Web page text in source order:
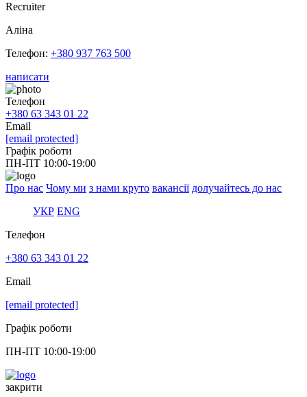
Recruiter
Аліна
Телефон: +380 937 763 500
написати
Телефон
+380 63 343 01 22
Email
[email protected]
Графiк роботи
ПН-ПТ 10:00-19:00
Про нас Чому ми з нами круто вакансії долучайтесь до нас
УКР ENG
Телефон
+380 63 343 01 22
Email
[email protected]
Графiк роботи
ПН-ПТ 10:00-19:00
закрити